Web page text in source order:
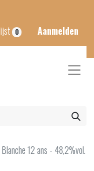
0 Aanmelden
12 ans - 48,2%vol.